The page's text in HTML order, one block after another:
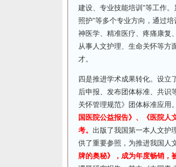
建设、专业技能培训”等工作
照护”等多个专业方向，通过
神医学、精准医疗、疼痛康复
从事人文护理、生命关怀等方
才。
四是推进学术成果转化。设立
后申报、发布团体标准、共识
关怀管理规范》团体标准应用。
国医院公益报告》、《医院人
考。 出版了我国第一本人文护
供了重要参照，为推进我国人
牌的奥秘》，成为年度畅销，